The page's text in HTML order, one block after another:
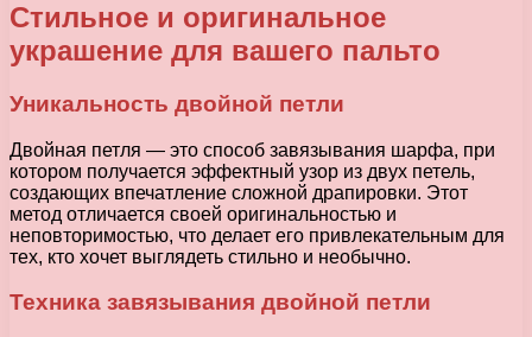
Стильное и оригинальное
украшение для вашего пальто
Уникальность двойной петли
Двойная петля — это способ завязывания шарфа, при
котором получается эффектный узор из двух петель,
создающих впечатление сложной драпировки. Этот
метод отличается своей оригинальностью и
неповторимостью, что делает его привлекательным для
тех, кто хочет выглядеть стильно и необычно.
Техника завязывания двойной петли